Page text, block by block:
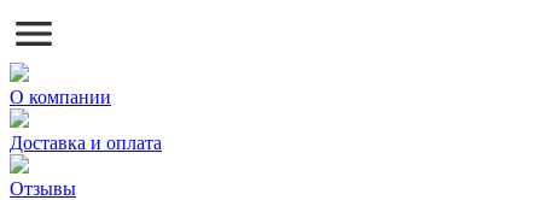
О компании
Доставка и оплата
Отзывы